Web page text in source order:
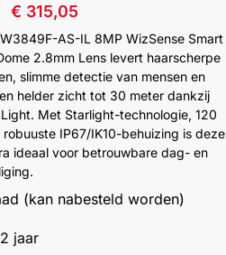
€ 315,05
AS-IL 8MP WizSense Smart
2.8mm Lens levert haarscherpe
slimme detectie van mensen en
helder zicht tot 30 meter dankzij
Met Starlight-technologie, 120
robuuste IP67/IK10-behuizing is deze
ideaal voor betrouwbare dag- en
(kan nabesteld worden)
2 jaar